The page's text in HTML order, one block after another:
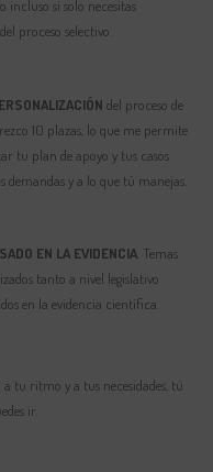
incluso si solo necesitas
proceso selectivo.
del proceso de
10 plazas, lo que me permite
tu plan de apoyo y tus casos
demandas y a lo que tú manejas.
EN LA EVIDENCIA . Temas
tanto a nivel legislativo
en la evidencia científica.
a tu ritmo y a tus necesidades, tú
ir.